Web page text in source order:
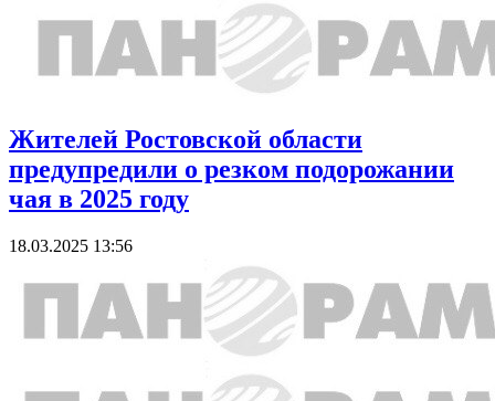
Жителей Ростовской области
предупредили о резком подорожании
чая в 2025 году
18.03.2025 13:56